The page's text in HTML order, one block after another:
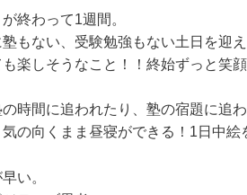
終わって1週間。
もない、受験勉強もない土日を迎え
楽しそうなこと！！終始ずっと笑顔
時間に追われたり、塾の宿題に追
の向くまま昼寝ができる！1日中絵
い。